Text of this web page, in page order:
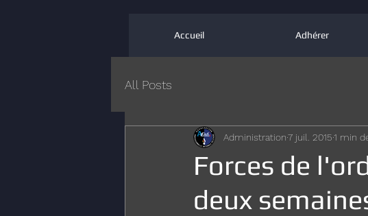
Accueil Adhérer
All Posts
Forces de
deux
Administration7 juil. 2015 1 min